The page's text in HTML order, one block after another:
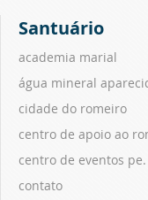
Santuário
academia marial
água mineral
cidade do romeiro
centro de apoio ao
centro de eventos
contato